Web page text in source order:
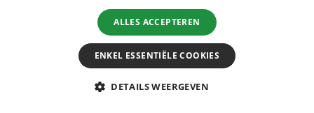
Reisvoorwaarden ›
Privacy ›
ALLES ACCEPTEREN
ENKEL ESSENTIËLE COOKIES
DETAILS WEERGEVEN